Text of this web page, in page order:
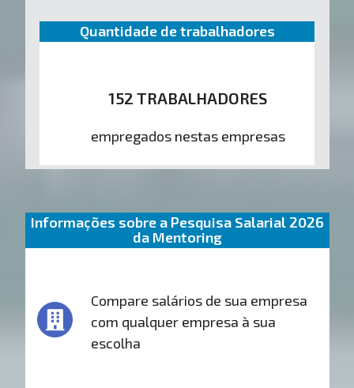
Quantidade de trabalhadores
152 TRABALHADORES
empregados nestas empresas
Informações sobre a Pesquisa Salarial 2026
da Mentoring
Compare salários de sua empresa
com qualquer empresa à sua
escolha